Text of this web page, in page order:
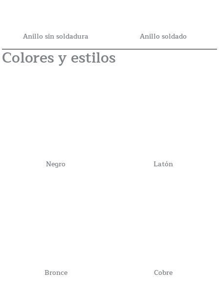
Anillo sin soldadura Anillo soldado
Colores y estilos
Negro Latón
Bronce Cobre